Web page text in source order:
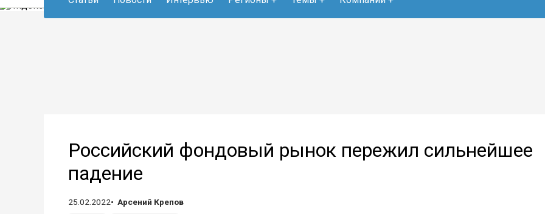
Российский фондовый рынок пережил сильнейшее
падение
25.02.2022
Арсений Крепов